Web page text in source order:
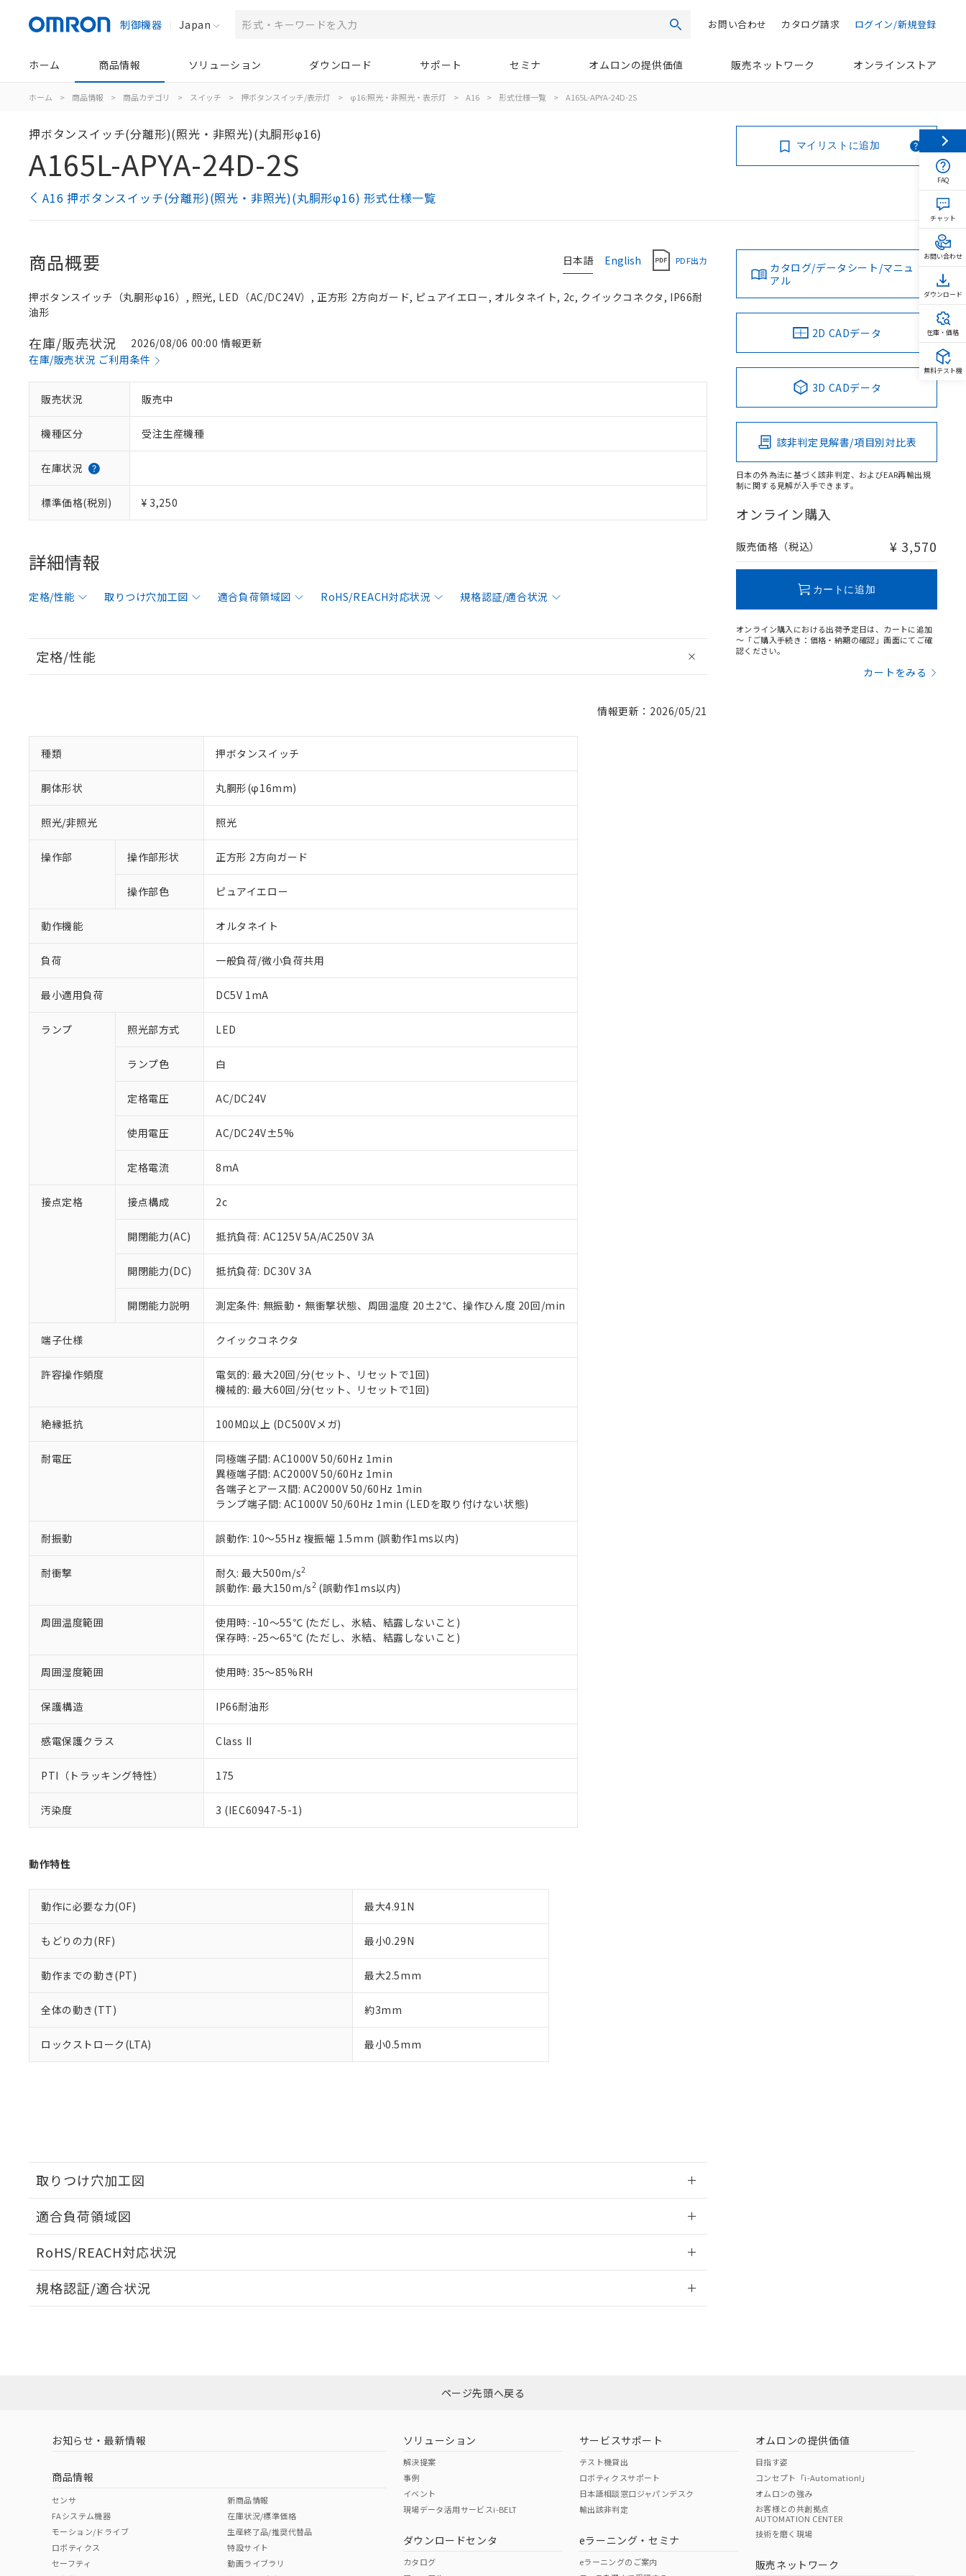
制御機器 Japan 検索 ログイン/新規登録
カタログ請求
お問い合わせ
ホーム 商品情報 ソリューション ダウンロード サポート セミナ オムロンの提供価値 販売ネットワーク オンラインストア
ホーム > 商品情報 > 商品カテゴリ > スイッチ > 押ボタンスイッチ/表示灯 > φ16:照光・非照光・表示灯 > A16 > 形式仕様一覧 > A165L-APYA-24D-2S
押ボタンスイッチ(分離形)(照光・非照光)(丸胴形φ16)
A165L-APYA-24D-2S
A16 押ボタンスイッチ(分離形)(照光・非照光)(丸胴形φ16) 形式仕様一覧
マイリストに追加
日本語 English PDF出力
商品概要
押ボタンスイッチ（丸胴形φ16）, 照光, LED（AC/DC24V）, 正方形 2方向ガード, ピュアイエロー, オルタネイト, 2c, クイックコネクタ, IP66耐
油形
在庫/販売状況
2026/08/06 00:00 情報更新
在庫/販売状況 ご利用条件
販売状況 販売中
機種区分 受注生産機種
在庫状況
標準価格(税別) ¥ 3,250
詳細情報
定格/性能 取りつけ穴加工図 適合負荷領域図 RoHS/REACH対応状況 規格認証/適合状況
定格/性能
情報更新：2026/05/21
種類 押ボタンスイッチ
胴体形状 丸胴形(φ16mm)
照光/非照光 照光
操作部 操作部形状 正方形 2方向ガード
操作部色 ピュアイエロー
動作機能 オルタネイト
負荷 一般負荷/微小負荷共用
最小適用負荷 DC5V 1mA
ランプ 照光部方式 LED
ランプ色 白
定格電圧 AC/DC24V
使用電圧 AC/DC24V±5%
定格電流 8mA
接点定格 接点構成 2c
開閉能力(AC) 抵抗負荷: AC125V 5A/AC250V 3A
開閉能力(DC) 抵抗負荷: DC30V 3A
開閉能力説明 測定条件: 無振動・無衝撃状態、周囲温度 20±2℃、操作ひん度 20回/min
端子仕様 クイックコネクタ
許容操作頻度
電気的: 最大20回/分(セット、リセットで1回)
機械的: 最大60回/分(セット、リセットで1回)
絶縁抵抗 100MΩ以上 (DC500Vメガ)
耐電圧
同極端子間: AC1000V 50/60Hz 1min
異極端子間: AC2000V 50/60Hz 1min
各端子とアース間: AC2000V 50/60Hz 1min
ランプ端子間: AC1000V 50/60Hz 1min (LEDを取り付けない状態)
耐振動 誤動作: 10～55Hz 複振幅 1.5mm (誤動作1ms以内)
耐衝撃 耐久: 最大500m/s2
誤動作: 最大150m/s2(誤動作1ms以内)
周囲温度範囲
使用時: -10～55℃ (ただし、氷結、結露しないこと)
保存時: -25～65℃ (ただし、氷結、結露しないこと)
周囲湿度範囲 使用時: 35～85%RH
保護構造 IP66耐油形
感電保護クラス Class II
PTI（トラッキング特性） 175
汚染度 3 (IEC60947-5-1)
動作特性
動作に必要な力(OF) 最大4.91N
もどりの力(RF) 最小0.29N
動作までの動き(PT) 最大2.5mm
全体の動き(TT) 約3mm
ロックストローク(LTA) 最小0.5mm
取りつけ穴加工図
適合負荷領域図
RoHS/REACH対応状況
EU RoHS 注意事項・凡例
ダウンロードはこちら
中国 RoHS 注意事項・凡例
中国 RoHS表
Pb Hg Cr(VI)
規格認証/適合状況
（イギリス
（ノルウェー
（日本
（アメリカ
この製品の規格認証/適合状況ページへ
その他の認証はこちらのページからご検索ください
カタログ/データシート/マニュ
アル
2D CADデータ
3D CADデータ
該非判定見解書/項目別対比表
日本の外為法に基づく該非判定、およびEAR再輸出規
制に関する見解が入手できます。
オンライン購入
販売価格（税込） ¥ 3,570
カートに追加
オンライン購入における出荷予定日は、カートに追加
～「ご購入手続き：価格・納期の確認」画面にてご確
認ください。
カートをみる
ご利用条件
以下の条件をお読みいただき、同意のうえご利用ください。
くものです。
当社制御機器事業取扱商品の中には、本サービスの対象外となる商品もあることをご了承ください。
在庫状況および標準価格照会結果は、記載している更新日時点での社内データに基づき作成されるも
のであり、閲覧された時点での実際の在庫および標準価格とは異なる場合があることをご了承くださ
い。
正式な納期状況および標準価格はお客様のお取引先、またはお客様担当のオムロン制御機器販売店・
当社販売員にご相談ください。
在庫状況および標準価格結果を当社の事前の承諾なく第三者に漏洩または開示しないようお願いしま
す。
マイパーツ機能（部品リスト作成サービス）をご利用いただくには、I-Webメンバーズにご登録され
ている必要があります。
お客様が当ウェブサイト上で当社にご登録された部品リストについて、当社および当社の共同利用者
が、当社の製品・サービスに関するお客様との取引・商談に必要な範囲で利用することをご了承くだ
さい。
※当社の共同利用者とは、
いる法人を指します。
対応予定：EU RoHS指令（10物質）の非含有に対応した製品に切り替える予定のある商品です。
対応予定なし：EU RoHS指令（10物質）の非含有に非対応の商品で、対応品を出す予定はありません。
調査・確認中：EU RoHS指令（10物質）の非含有の対応状況を調査中または確認中の商品です。
非該当品：ライセンス料など無形物で、有害物質有無と関係のない商品です。
仕入先様の事情により、非含有部品としていたものが、含有品と判明した場合などやむを得ず変更すること
があります。
鉛(Pb) 1000ppm以下、 水銀(Hg) 1000ppm以下、 カドミウム(Cd) 100ppm以下、
ル（DBP） 1000ppm以下、フタル酸ジイソブチル (DIBP) 1000ppm以下
但し、RoHS指令で産業用監視および制御機器に対する適用除外項目は除く。
フタル酸エステル類の４物質については閾値を超える意図的な使用がないことを確認しています。
※2 対応予定月
部品在庫の切り替え状況などにより、予定月が前後することがあります。
下記の非含有証明書をダウンロードすることができます。
EU RoHS指令（10物質）の非含有証明書
51物質の非含有証明書（当社基準）
※本証明書は発行日時点で非含有を証明するもので、過去に遡って非含有を証明するものではありません。
また、RoHS指令のフタル酸エステル類４物質の対応では、対応完了までの期間は出荷製品に未対応品が
混在することから備考欄に対応日を記載しておりました。
り割愛しております。
※1 中国RoHS○×表
「○」：最大均質材料含有率が中国RoHSの基準値以下であることを示します。
「×」：最大均質材料含有率が中国RoHSの基準値を超えていることを示します。
「－」：未確認です。当社販売部門へお問い合わせください。
*中国RoHS10物質の基準値 (GB/T26572)：
Pb(鉛) :1000ppm、 Hg(水銀) : 1000ppm、 Cd(カドミウム) : 100ppm、
Cr(Ⅵ)(六価クロム) : 1000ppm、 PBBs(ポリ臭化ビフェニル類) : 1000ppm、 PBDEs(ポリ臭化ジフェニルエーテル類) : 1000ppm、
※2 環境保護使用期限
「ｅ」：有害物質（10物質）のすべてが基準値以下であることを示します。
「10」：通常の使用状況下において有害物質が外部に漏えいし、環境に深刻な影響を及ぼさない年数を意
う）を輸出または国外への提供する場合は、日本国政府の輸出許可(または役務取引許可)を取得する
などの必要な手続きをとります。
当社は規制貨物を破棄する場合は、完全に破砕するなど、違法に輸出されないよう必要な手段を講じ
ます。
当社は貴社製品を、核兵器、ミサイル、化学兵器、生物兵器またはその他武器並びにこれらの製造装
置等に一切使用いたしません。
また当社は、販売先および販売に係わる関係者が違法に輸出するおそれがある場合は、取り引きをい
たしません。
合意する
号
－
在庫なし(最新の在庫状況については、お客様のお取引先、またはお客様担当のオムロン制御
機器販売店・当社販売員にご確認ください)
空
白
受注生産機種、また在庫状況の情報を公開していない機種
ページ先頭へ戻る
お知らせ・最新情報
商品情報
センサ
FAシステム機器
モーション/ドライブ
ロボティクス
セーフティ
新商品情報
在庫状況/標準価格
生産終了品/推奨代替品
特設サイト
動画ライブラリ
ソリューション
解決提案
事例
イベント
現場データ活用サービスi-BELT
ダウンロードセンタ
カタログ
サービスサポート
テスト機貸出
ロボティクスサポート
日本語相談窓口ジャパンデスク
輸出該非判定
eラーニング・セミナ
eラーニングのご案内
オムロンの提供価値
目指す姿
コンセプト「i-Automation!」
オムロンの強み
お客様との共創拠点
AUTOMATION CENTER
技術を磨く現場
販売ネットワーク
FAQ
チャット
お問い合わせ
ダウンロード
在庫・価格
無料テスト機